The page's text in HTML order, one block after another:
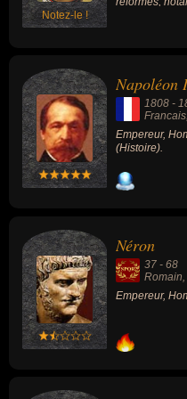
Sa mort en
garde des
Notez-le !
Il est
attentat
Napoléon
1808 -
Francais
Empereur,
(Histoire).
Néron
37 - 68
Romain
Empereur,